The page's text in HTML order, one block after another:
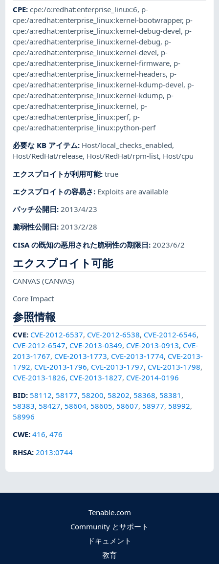
CPE:cpe:/o:redhat:enterprise_linux:6, p-
cpe:/a:redhat:enterprise_linux:kernel-bootwrapper, p-
cpe:/a:redhat:enterprise_linux:kernel-debug-devel, p-
cpe:/a:redhat:enterprise_linux:kernel-debug, p-
cpe:/a:redhat:enterprise_linux:kernel-devel, p-
cpe:/a:redhat:enterprise_linux:kernel-firmware, p-
cpe:/a:redhat:enterprise_linux:kernel-headers, p-
cpe:/a:redhat:enterprise_linux:kernel-kdump-devel, p-
cpe:/a:redhat:enterprise_linux:kernel-kdump, p-
cpe:/a:redhat:enterprise_linux:kernel, p-
cpe:/a:redhat:enterprise_linux:perf, p-
cpe:/a:redhat:enterprise_linux:python-perf
必要な KB アイテム: Host/local_checks_enabled,
Host/RedHat/release, Host/RedHat/rpm-list, Host/cpu
エクスプロイトが利用可能:true
エクスプロイトの容易さ: Exploits are available
パッチ公開日:2013/4/23
脆弱性公開日:2013/2/28
CISA の既知の悪用された脆弱性の期限日: 2023/6/2
エクスプロイト可能
CANVAS(CANVAS)
Core Impact
参照情報
CVE: CVE-2012-6537, CVE-2012-6538, CVE-2012-6546,
CVE-2012-6547, CVE-2013-0349, CVE-2013-0913, CVE-
2013-1767, CVE-2013-1773, CVE-2013-1774, CVE-2013-
1792, CVE-2013-1796, CVE-2013-1797, CVE-2013-1798,
CVE-2013-1826, CVE-2013-1827, CVE-2014-0196
BID: 58112, 58177, 58200, 58202, 58368, 58381 ,
58383, 58427, 58604, 58605, 58607, 58977, 58992,
58996
CWE:416,476
RHSA: 2013:0744
Tenable.com
Community とサポート
ドキュメント
教育